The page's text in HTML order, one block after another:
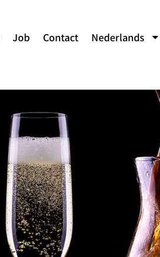
Job Contact Nederlands